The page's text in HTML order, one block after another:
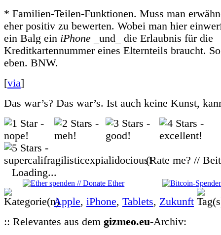
* Familien-Teilen-Funktionen. Muss man
eher positiv zu bewerten. Wobei man hier
ein Balg ein iPhone _und_ die Erlaubnis für die
Kreditkartennummer eines Elternteils braucht.
eben. BNW.
[via]
Das war’s? Das war’s. Ist auch keine Kunst,
(Rate me? //
Loading...
Apple, iPhone, Tablets, Zukunft
:: Relevantes aus dem gizmeo.eu-Archiv: